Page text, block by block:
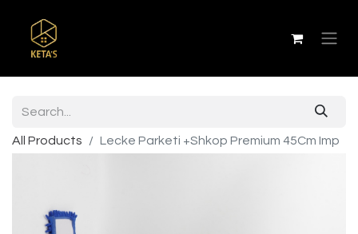
All Products Lecke Parketi +Shkop Premium 45Cm Imp